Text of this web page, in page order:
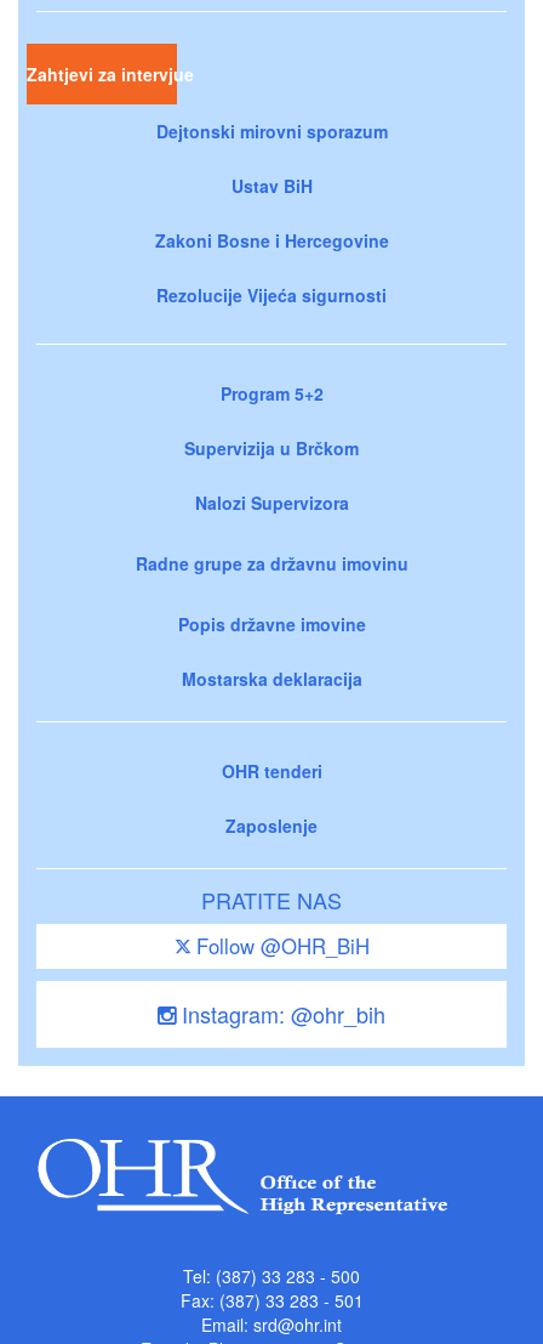
Zahtjevi za intervjue
Dejtonski mirovni sporazum
Ustav BiH
Zakoni Bosne i Hercegovine
Rezolucije Vijeća sigurnosti
Program 5+2
Supervizija u Brčkom
Nalozi Supervizora
Radne grupe za državnu imovinu
Popis državne imovine
Mostarska deklaracija
OHR tenderi
Zaposlenje
PRATITE NAS
Follow @OHR_BiH
Instagram: @ohr_bih
Tel: (387) 33 283 - 500
Fax: (387) 33 283 - 501
Email: srd@ohr.int